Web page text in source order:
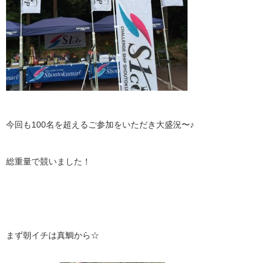
今回も100名を超えるご参加をいただき大盛況〜♪
総重量で競いました！
まず朝イチは真鯛から☆